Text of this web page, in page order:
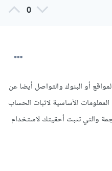
0
أو البنوك والتواصل أيضا عن
الأساسية لاثبات الحساب
والتي تثبت أحقيتك لاستخدام